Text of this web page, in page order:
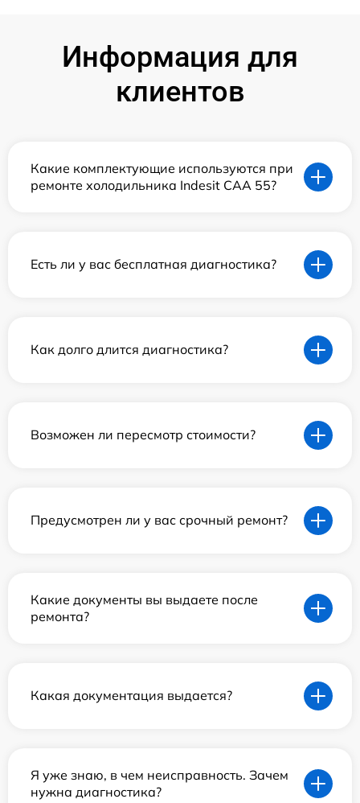
Информация для
клиентов
Какие комплектующие используются при
ремонте холодильника Indesit CAA 55?
Есть ли у вас бесплатная диагностика?
Как долго длится диагностика?
Возможен ли пересмотр стоимости?
Предусмотрен ли у вас срочный ремонт?
Какие документы вы выдаете после
ремонта?
Какая документация выдается?
Я уже знаю, в чем неисправность. Зачем
нужна диагностика?